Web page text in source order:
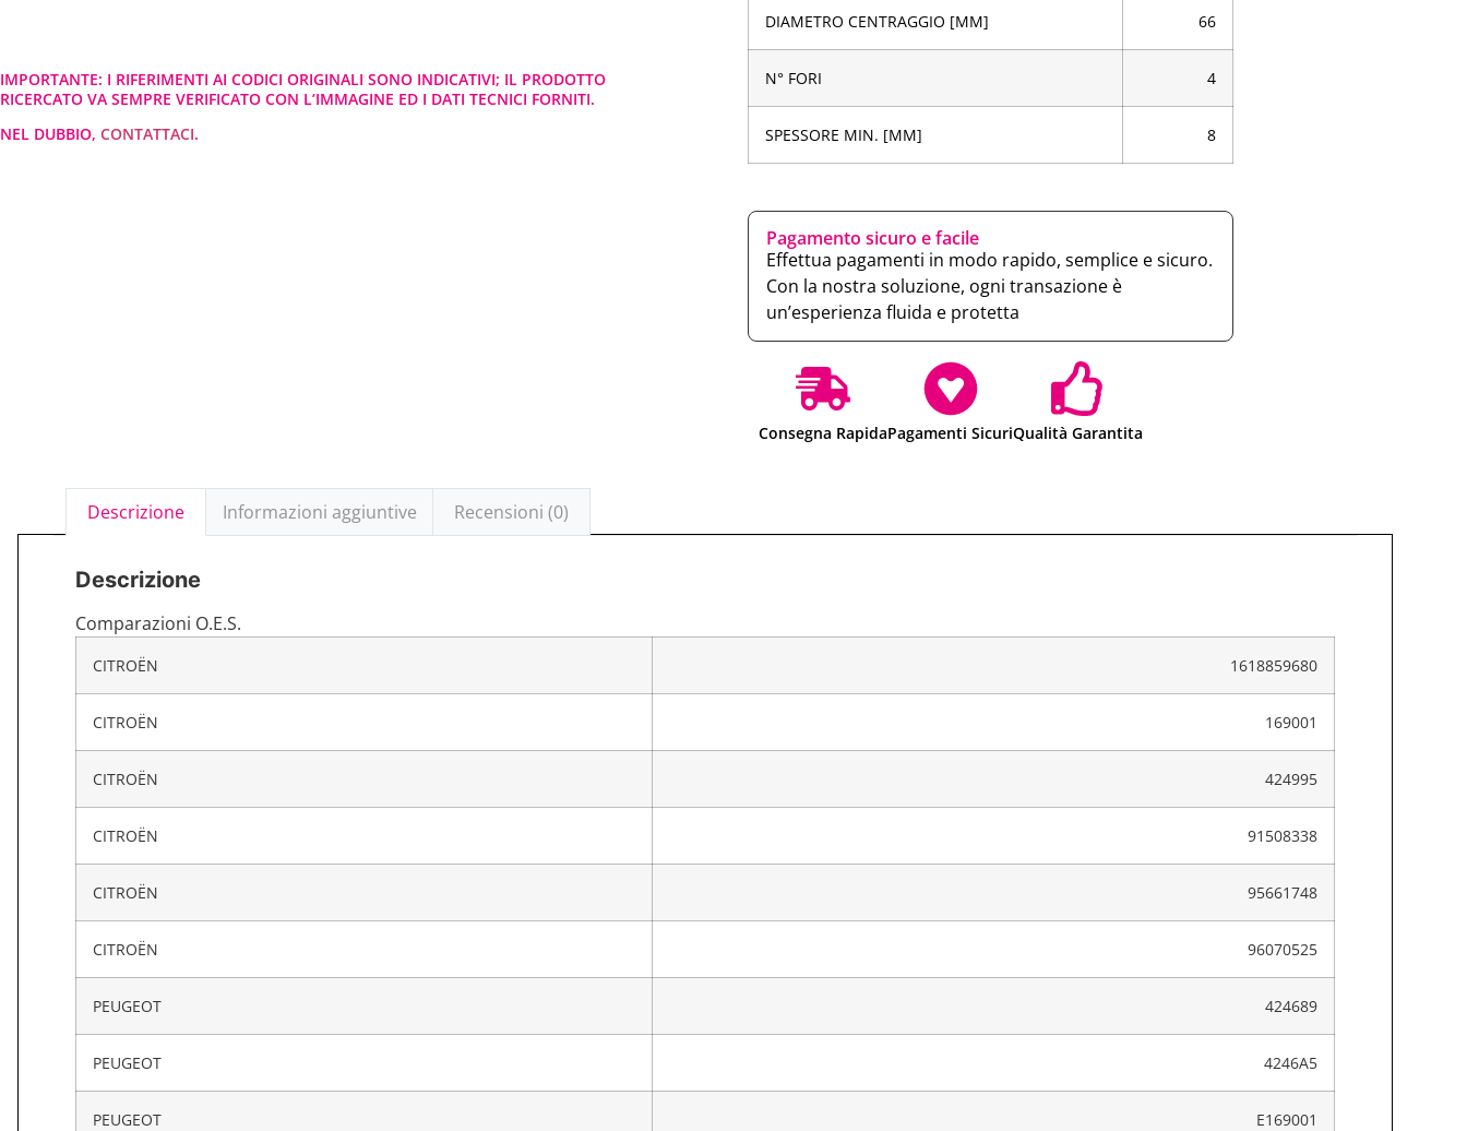
IMPORTANTE: I RIFERIMENTI AI CODICI ORIGINALI SONO INDICATIVI; IL PRODOTTO
RICERCATO VA SEMPRE VERIFICATO CON L’IMMAGINE ED I DATI TECNICI FORNITI.
NEL DUBBIO, CONTATTACI.
DIAMETRO CENTRAGGIO [MM] 66
N° FORI 4
SPESSORE MIN. [MM] 8
Pagamento sicuro e facile
Effettua pagamenti in modo rapido, semplice e sicuro.
Con la nostra soluzione, ogni transazione è
un’esperienza fluida e protetta
Consegna RapidaPagamenti SicuriQualità Garantita
Descrizione Informazioni aggiuntive Recensioni (0)
Descrizione
Comparazioni O.E.S.
CITROËN 1618859680
CITROËN 169001
CITROËN 424995
CITROËN 91508338
CITROËN 95661748
CITROËN 96070525
PEUGEOT 424689
PEUGEOT 4246A5
PEUGEOT E169001